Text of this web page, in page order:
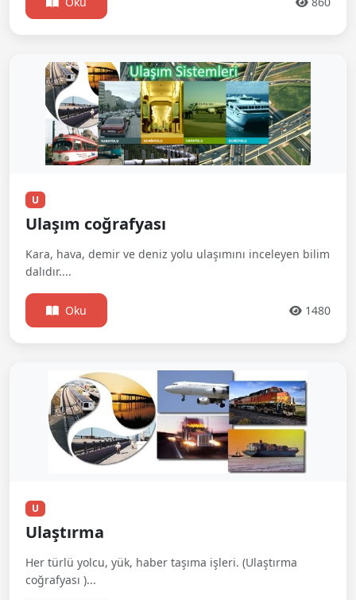
U
Ulaşım coğrafyası
Kara, hava, demir ve deniz yolu ulaşımını inceleyen bilim
dalıdır....
Oku 1480
U
Ulaştırma
Her türlü yolcu, yük, haber taşıma işleri. (Ulaştırma
coğrafyası )...